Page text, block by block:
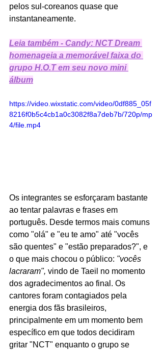
pelos sul-coreanos quase que
instantaneamente.
Leia também - Candy: NCT Dream
homenageia a memorável faixa do
grupo H.O.T em seu novo mini
álbum
https://video.wixstatic.com/video/0df885_05f
8216f0b5c4cb1a0c3082f8a7deb7b/720p/mp
4/file.mp4
Os integrantes se esforçaram bastante
ao tentar palavras e frases em
português. Desde termos mais comuns
como "olá" e "eu te amo" até "vocês
são quentes" e "estão preparados?", e
o que mais chocou o público: "vocês
lacraram", vindo de Taeil no momento
dos agradecimentos ao final. Os
cantores foram contagiados pela
energia dos fãs brasileiros,
principalmente em um momento bem
específico em que todos decidiram
gritar "NCT" enquanto o grupo se